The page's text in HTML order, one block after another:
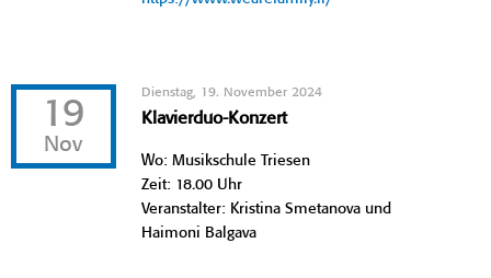
19
Nov
Dienstag, 19. November 2024
Klavierduo-Konzert
Wo: Musikschule Triesen
Zeit: 18.00 Uhr
Veranstalter: Kristina Smetanova und
Haimoni Balgava